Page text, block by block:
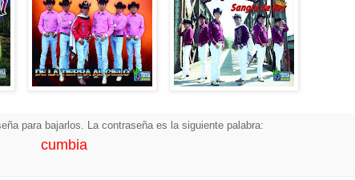
para bajarlos. La contraseña es la siguiente palabra:
cumbia